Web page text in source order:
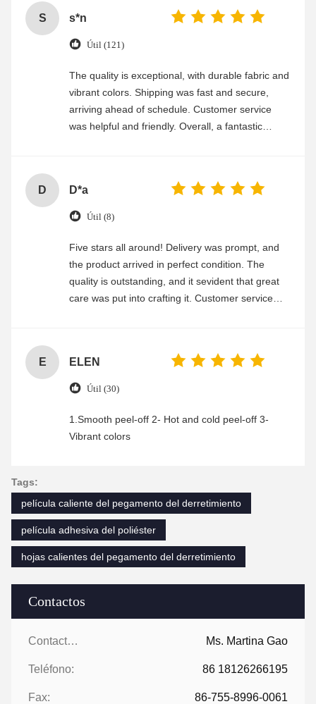
Contactos
Contactos: Ms. Martina Gao
Teléfono: 86 18126266195
Fax: 86-755-8996-0061
S s*n
Útil (121)
The quality is exceptional, with durable fabric and
vibrant colors. Shipping was fast and secure,
arriving ahead of schedule. Customer service
was helpful and friendly. Overall, a fantastic
D D*a
Útil (8)
Five stars all around! Delivery was prompt, and
the product arrived in perfect condition. The
quality is outstanding, and it sevident that great
care was put into crafting it. Customer service
E ELEN
Útil (30)
1.Smooth peel-off 2- Hot and cold peel-off 3-
Vibrant colors
Tags:
película caliente del pegamento del derretimiento
película adhesiva del poliéster
hojas calientes del pegamento del derretimiento